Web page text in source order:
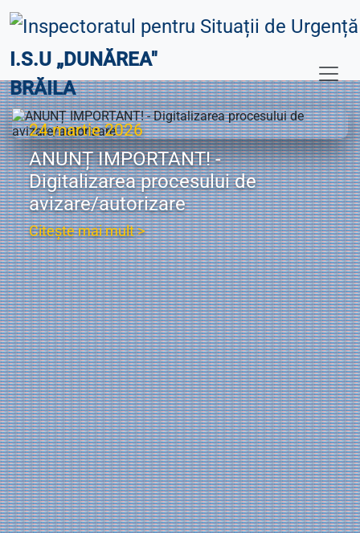
I.S.U „DUNĂREA"
BRĂILA
24 martie 2026
ANUNȚ IMPORTANT! -
Digitalizarea procesului de
avizare/autorizare
Citește mai mult >